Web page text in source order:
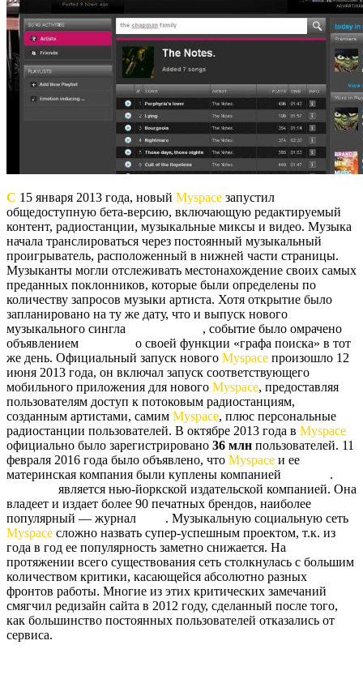
С 15 января 2013 года, новый Myspace запустил
общедоступную бета-версию, включающую редактируемый
контент, радиостанции, музыкальные миксы и видео. Музыка
начала транслироваться через постоянный музыкальный
проигрыватель, расположенный в нижней части страницы.
Музыканты могли отслеживать местонахождение своих самых
преданных поклонников, которые были определены по
количеству запросов музыки артиста. Хотя открытие было
запланировано на ту же дату, что и выпуск нового
музыкального сингла
, событие было омрачено
объявлением
о своей функции «графа поиска» в тот
же день. Официальный запуск нового Myspace произошло 12
июня 2013 года, он включал запуск соответствующего
мобильного приложения для нового Myspace, предоставляя
пользователям доступ к потоковым радиостанциям,
созданным артистами, самим Myspace, плюс персональные
радиостанции пользователей. В октябре 2013 года в Myspace
официально было зарегистрировано 36 млн пользователей. 11
февраля 2016 года было объявлено, что Myspace и ее
материнская компания были куплены компанией
.
является нью-йоркской издательской компанией. Она
владеет и издает более 90 печатных брендов, наиболее
популярный — журнал
. Музыкальную социальную сеть
Myspace сложно назвать супер-успешным проектом, т.к. из
года в год ее популярность заметно снижается. На
протяжении всего существования сеть столкнулась с большим
количеством критики, касающейся абсолютно разных
фронтов работы. Многие из этих критических замечаний
смягчил редизайн сайта в 2012 году, сделанный после того,
как большинство постоянных пользователей отказались от
сервиса.